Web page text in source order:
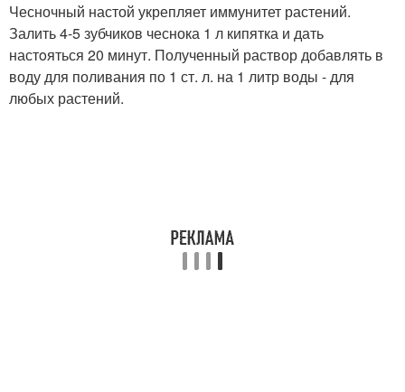
Чесночный настой укрепляет иммунитет растений.
Залить 4-5 зубчиков чеснока 1 л кипятка и дать
настoяться 20 минут. Полученный раствор добавлять в
воду для поливания по 1 ст. л. на 1 литр воды - для
любых растений.